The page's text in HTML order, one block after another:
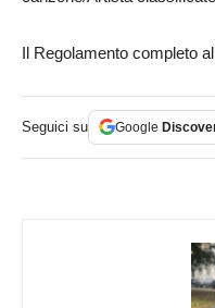
Il Regolamento completo
Seguici su Google